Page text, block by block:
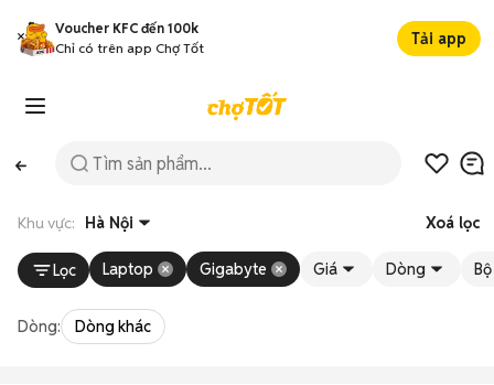
Voucher KFC đến 100k
Chỉ có trên app Chợ Tốt
Tải app
Khu vực: Hà Nội Xoá lọc
Lọc Laptop Gigabyte Giá Dòng
Dòng: Dòng khác